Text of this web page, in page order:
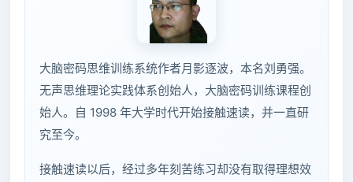
大脑密码思维训练系统作者月影逐波，本名刘勇强。
无声思维理论实践体系创始人，大脑密码训练课程创
始人。自 1998 年大学时代开始接触速读，并一直研
究至今。
接触速读以后，经过多年刻苦练习却没有取得理想效